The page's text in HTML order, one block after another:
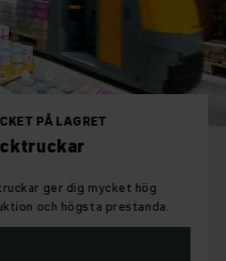
PÅ LAGRET
ger dig mycket hög
och högsta prestanda.